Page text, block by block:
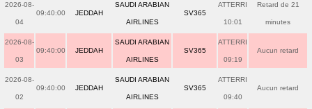
2026-08-
04
09:40:00 JEDDAH
SAUDI ARABIAN
AIRLINES
SV365
ATTERRI
10:01
Retard de 21
minutes
2026-08-
03
09:40:00 JEDDAH
SAUDI ARABIAN
AIRLINES
SV365
ATTERRI
09:19
Aucun retard
2026-08-
02
09:40:00 JEDDAH
SAUDI ARABIAN
AIRLINES
SV365
ATTERRI
09:40
Aucun retard